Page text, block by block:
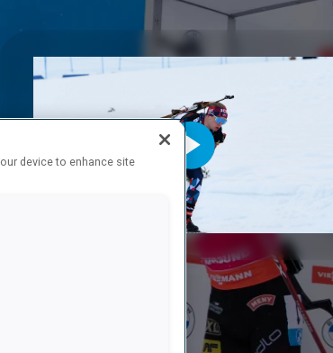
Play
Video
device to enhance site